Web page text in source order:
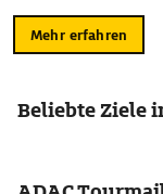
Mehr erfahren
Beliebte Ziele